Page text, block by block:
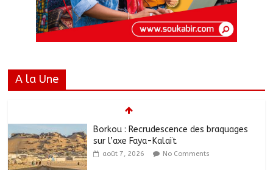
A la Une
Borkou : Recrudescence des braquages
sur l’axe Faya-Kalaït
août 7, 2026 No Comments